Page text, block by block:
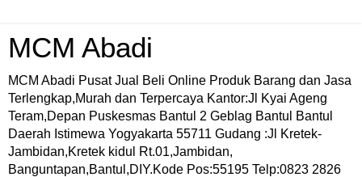
MCM Abadi
MCM Abadi Pusat Jual Beli Online Produk Barang dan Jasa
Terlengkap,Murah dan Terpercaya Kantor:Jl Kyai Ageng
Teram,Depan Puskesmas Bantul 2 Geblag Bantul Bantul
Daerah Istimewa Yogyakarta 55711 Gudang :Jl Kretek-
Jambidan,Kretek kidul Rt.01,Jambidan,
Banguntapan,Bantul,DIY.Kode Pos:55195 Telp:0823 2826